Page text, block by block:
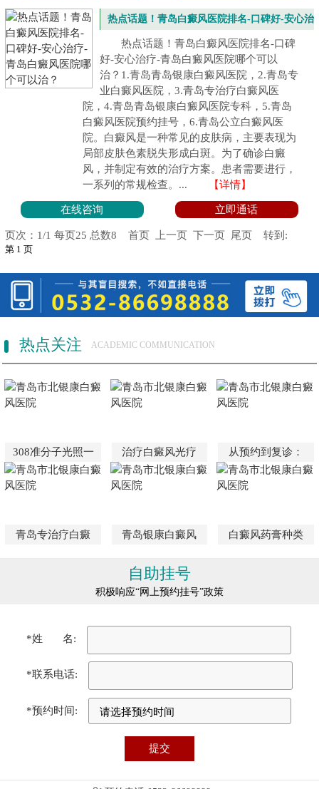
热点话题！青岛白癜风医院排名-口碑好-安心治
疗-青岛白癜风医院哪个可以治？
热点话题！青岛白癜风医院排名-口碑
好-安心治疗-青岛白癜风医院哪个可以
治？1.青岛青岛银康白癜风医院，2.青岛专
业白癜风医院，3.青岛专治疗白癜风医
院，4.青岛青岛银康白癜风医院专科，5.青岛
白癜风医院预约挂号，6.青岛公立白癜风医
院。白癜风是一种常见的皮肤病，主要表现为
局部皮肤色素脱失形成白斑。为了确诊白癜
风，并制定有效的治疗方案。患者需要进行，
一系列的常规检查。...
【详情】
在线咨询 立即通话
页次：1/1 每页25 总数8 首页 上一页 下一页 尾页 转到:
热点关注 ACADEMIC COMMUNICATION
308准分子光照一 治疗白癜风光疗 从预约到复诊：
青岛专治疗白癜 青岛银康白癜风 白癜风药膏种类
自助挂号
积极响应“网上预约挂号”政策
*姓 名:
*联系电话:
*预约时间: